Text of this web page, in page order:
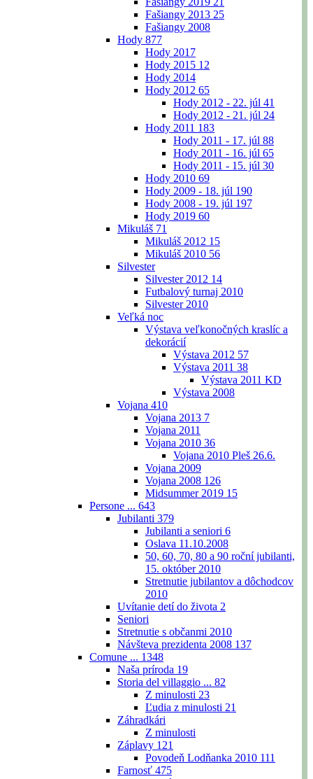
Fašiangy 2013 25
Fašiangy 2008
Hody 877
Hody 2017
Hody 2015 12
Hody 2014
Hody 2012 65
Hody 2012 - 22. júl 41
Hody 2012 - 21. júl 24
Hody 2011 183
Hody 2011 - 17. júl 88
Hody 2011 - 16. júl 65
Hody 2011 - 15. júl 30
Hody 2010 69
Hody 2009 - 18. júl 190
Hody 2008 - 19. júl 197
Hody 2019 60
Mikuláš 71
Mikuláš 2012 15
Mikuláš 2010 56
Silvester
Silvester 2012 14
Futbalový turnaj 2010
Silvester 2010
Veľká noc
Výstava veľkonočných kraslíc a
dekorácií
Výstava 2012 57
Výstava 2011 38
Výstava 2011 KD
Výstava 2008
Vojana 410
Vojana 2013 7
Vojana 2011
Vojana 2010 36
Vojana 2010 Pleš 26.6.
Vojana 2009
Vojana 2008 126
Midsummer 2019 15
Persone ... 643
Jubilanti 379
Jubilanti a seniori 6
Oslava 11.10.2008
50, 60, 70, 80 a 90 roční jubilanti,
15. október 2010
Stretnutie jubilantov a dôchodcov
2010
Uvítanie detí do života 2
Seniori
Stretnutie s občanmi 2010
Návšteva prezidenta 2008 137
Comune ... 1348
Naša príroda 19
Storia del villaggio ... 82
Z minulosti 23
Ľudia z minulosti 21
Záhradkári
Z minulosti
Záplavy 121
Povodeň Lodňanka 2010 111
Farnosť 475